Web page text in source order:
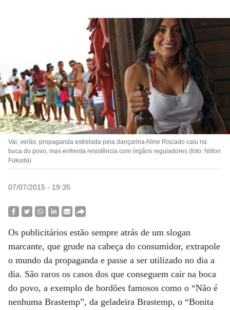
Vai, verão: propaganda estrelada pela dançarina Aline Riscado caiu na
boca do povo, mas enfrenta resistência com órgãos reguladores (foto: Nilton
Fukuda)
07/07/2015 - 19:35
Os publicitários estão sempre atrás de um slogan
marcante, que grude na cabeça do consumidor, extrapole
o mundo da propaganda e passe a ser utilizado no dia a
dia. São raros os casos dos que conseguem cair na boca
do povo, a exemplo de bordões famosos como o “Não é
nenhuma Brastemp”, da geladeira Brastemp, o “Bonita